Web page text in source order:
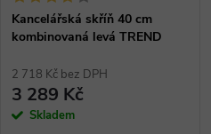
Kancelářská skříň 40 cm
kombinovaná levá TREND
2 718 Kč bez DPH
3 289 Kč
Skladem